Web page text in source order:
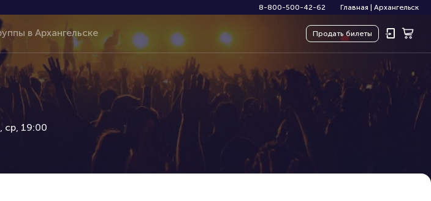
8-800-500-42-62 Главная Архангельск
Продать билеты
ср, 19:00